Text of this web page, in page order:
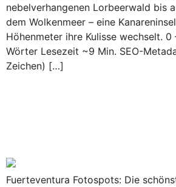
nebelverhangenen Lorbeerwald bis
dem Wolkenmeer – eine
Höhenmeter ihre Kulisse wechselt. 0
Wörter Lesezeit ~9 Min. SEO-
Zeichen) […]
Fuerteventura Fotospots: Die